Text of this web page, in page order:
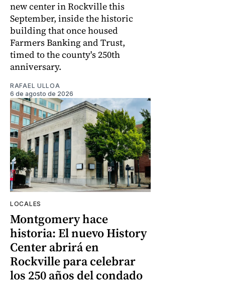
new center in Rockville this
September, inside the historic
building that once housed
Farmers Banking and Trust,
timed to the county's 250th
anniversary.
RAFAEL ULLOA
6 de agosto de 2026
LOCALES
Montgomery hace
historia: El nuevo History
Center abrirá en
Rockville para celebrar
los 250 años del condado